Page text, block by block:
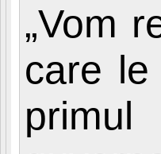
„Vom
care